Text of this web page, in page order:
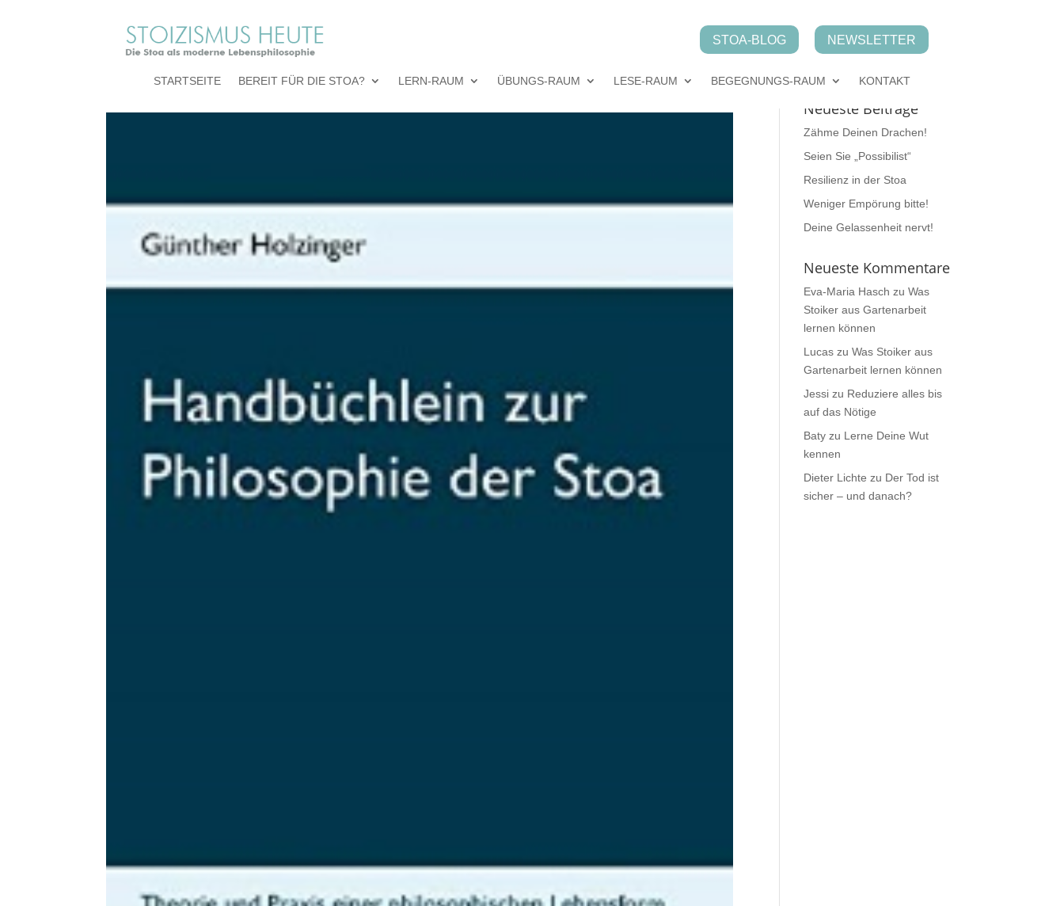
STOA-BLOG NEWSLETTER
STARTSEITE BEREIT FÜR DIE STOA? LERN-RAUM ÜBUNGS-RAUM LESE-RAUM BEGEGNUNGS-RAUM KONTAKT
10
|Mai 4, 2020
Neueste Beiträge
Zähme Deinen Drachen!
Seien Sie „Possibilist“
Resilienz in der Stoa
Weniger Empörung bitte!
Deine Gelassenheit nervt!
Neueste Kommentare
Eva-Maria Hasch zuWas
Stoiker aus Gartenarbeit
lernen können
Lucas zuWas Stoiker aus
Gartenarbeit lernen können
Jessi zu Reduziere alles bis
auf das Nötige
Baty zu Lerne Deine Wut
kennen
Dieter Lichte zu Der Tod ist
sicher – und danach?